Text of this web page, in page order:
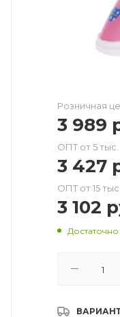
Розничная
3 989
ОПТ от 5 тыс.
3 427
ОПТ от 15 тыс.
3 102
Достаточно